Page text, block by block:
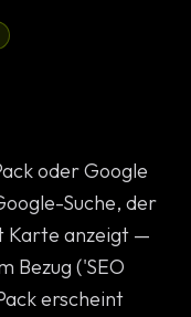
Premium
Komplexe
oder Google
Suche, der
Karte anzeigt —
Bezug ('SEO
erscheint